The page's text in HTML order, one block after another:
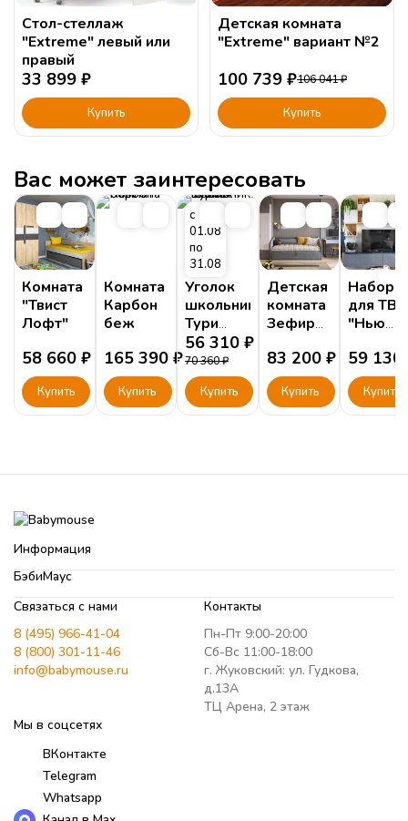
Стол-стеллаж
"Extreme" левый или
правый
33 899 ₽
Купить
Детская комната
"Extreme" вариант №2
100 739 ₽106 041₽
Купить
Вас может заинтересовать
Комната
"Твист
Лофт"
58 660 ₽
Купить
Комната
Карбон
беж
165 390 ₽
Купить
с
01.08
по
31.08
Уголок
школьника
Тури
Белый
56 310 ₽
70 360₽
Купить
Детская
комната
Зефир
83 200 ₽
Купить
Набор
для ТВ
"Нью
Грэй"
59 130
Купить
Информация
БэбиМаус
Связаться с нами
8 (495) 966-41-04
8 (800) 301-11-46
info@babymouse.ru
Контакты
Пн-Пт 9:00-20:00
Сб-Вс 11:00-18:00
г. Жуковский: ул. Гудкова,
д.13А
ТЦ Арена, 2 этаж
Мы в соцсетях
ВКонтакте
Telegram
Whatsapp